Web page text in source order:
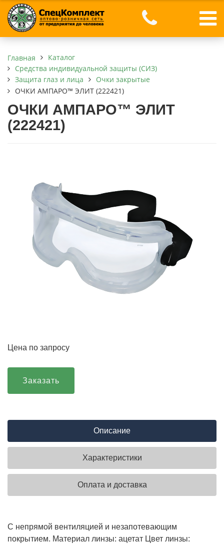
Главная
Каталог
Средства индивидуальной защиты (СИЗ)
Защита глаз и лица
Очки закрытые
ОЧКИ АМПАРО™ ЭЛИТ (222421)
ОЧКИ АМПАРО™ ЭЛИТ
(222421)
Цена по запросу
Заказать
Описание
Характеристики
Оплата и доставка
С непрямой вентиляцией и незапотевающим
покрытием. Материал линзы: ацетат Цвет линзы: